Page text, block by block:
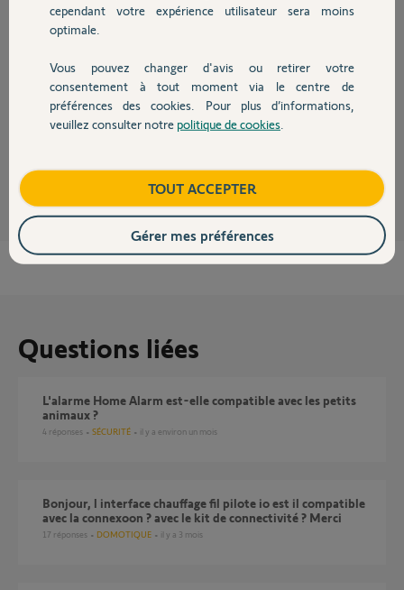
Devis avec un pro
Contact
Bonjour, la compatibilité a-t-elle évoluée ?
Questions liées
L'alarme Home Alarm est-elle compatible avec les petits
animaux ?
4 réponses SÉCURITÉ il y a environ un mois
bonjour, l interface chauffage fil pilote io est il compatible
avec la connexoon ? avec le kit de connectivité ? Merci
17 réponses DOMOTIQUE il y a 3 mois
cependant votre expérience utilisateur sera moins
optimale.
Vous pouvez changer d'avis ou retirer votre
consentement à tout moment via le centre de
préférences des cookies. Pour plus d’informations,
veuillez consulter notre politique de cookies
TOUT ACCEPTER
Gérer mes préférences